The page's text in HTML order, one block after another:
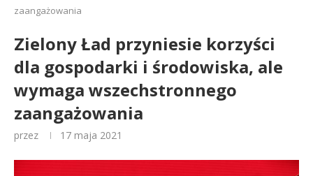
zaangażowania
Zielony Ład przyniesie korzyści
dla gospodarki i środowiska, ale
wymaga wszechstronnego
zaangażowania
przez 17 maja 2021